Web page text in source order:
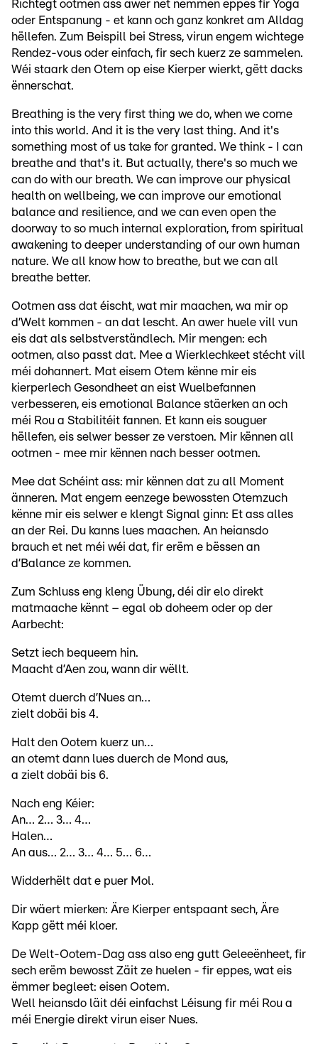
Richtegt ootmen ass awer net nëmmen eppes fir Yoga
oder Entspanung - et kann och ganz konkret am Alldag
hëllefen. Zum Beispill bei Stress, virun engem wichtege
Rendez-vous oder einfach, fir sech kuerz ze sammelen.
Wéi staark den Otem op eise Kierper wierkt, gëtt dacks
ënnerschat.
Breathing is the very first thing we do, when we come
into this world. And it is the very last thing. And it's
something most of us take for granted. We think - I can
breathe and that's it. But actually, there's so much we
can do with our breath. We can improve our physical
health on wellbeing, we can improve our emotional
balance and resilience, and we can even open the
doorway to so much internal exploration, from spiritual
awakening to deeper understanding of our own human
nature. We all know how to breathe, but we can all
breathe better.
Ootmen ass dat éischt, wat mir maachen, wa mir op
d’Welt kommen - an dat lescht. An awer huele vill vun
eis dat als selbstverständlech. Mir mengen: ech
ootmen, also passt dat. Mee a Wierklechkeet stécht vill
méi dohannert. Mat eisem Otem kënne mir eis
kierperlech Gesondheet an eist Wuelbefannen
verbesseren, eis emotional Balance stäerken an och
méi Rou a Stabilitéit fannen. Et kann eis souguer
hëllefen, eis selwer besser ze verstoen. Mir kënnen all
ootmen - mee mir kënnen nach besser ootmen.
Mee dat Schéint ass: mir kënnen dat zu all Moment
änneren. Mat engem eenzege bewossten Otemzuch
kënne mir eis selwer e klengt Signal ginn: Et ass alles
an der Rei. Du kanns lues maachen. An heiansdo
brauch et net méi wéi dat, fir erëm e bëssen an
d’Balance ze kommen.
Zum Schluss eng kleng Übung, déi dir elo direkt
matmaache kënnt – egal ob doheem oder op der
Aarbecht:
Setzt iech bequeem hin.
Maacht d’Aen zou, wann dir wëllt.
Otemt duerch d’Nues an…
zielt dobäi bis 4.
Halt den Ootem kuerz un…
an otemt dann lues duerch de Mond aus,
a zielt dobäi bis 6.
Nach eng Kéier:
An… 2… 3… 4…
Halen…
An aus… 2… 3… 4… 5… 6…
Widderhëlt dat e puer Mol.
Dir wäert mierken: Äre Kierper entspaant sech, Äre
Kapp gëtt méi kloer.
De Welt-Ootem-Dag ass also eng gutt Geleeënheet, fir
sech erëm bewosst Zäit ze huelen - fir eppes, wat eis
ëmmer begleet: eisen Ootem.
Well heiansdo läit déi einfachst Léisung fir méi Rou a
méi Energie direkt virun eiser Nues.